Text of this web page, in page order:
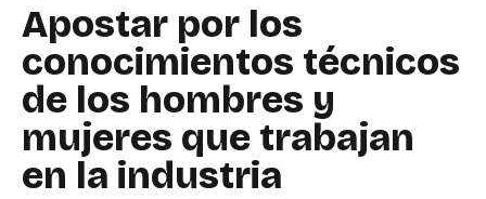
Apostar por los
conocimientos técnicos
de los hombres y
mujeres que trabajan
en la industria